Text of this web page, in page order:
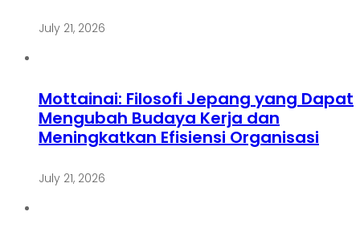
July 21, 2026
Mottainai: Filosofi Jepang yang Dapat
Mengubah Budaya Kerja dan
Meningkatkan Efisiensi Organisasi
July 21, 2026